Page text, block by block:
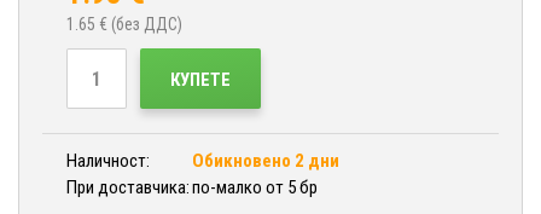
1.65 € (без ДДС)
КУПЕТЕ
Наличност:
Обикновено 2 дни
При доставчика:по-малко от 5 бр